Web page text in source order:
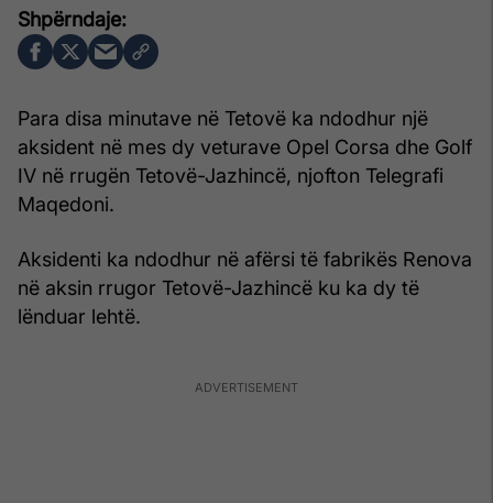
Para disa minutave në Tetovë ka ndodhur një
aksident në mes dy veturave Opel Corsa dhe Golf
IV në rrugën Tetovë-Jazhincë, njofton Telegrafi
Maqedoni.
Aksidenti ka ndodhur në afërsi të fabrikës Renova
në aksin rrugor Tetovë-Jazhincë ku ka dy të
lënduar lehtë.